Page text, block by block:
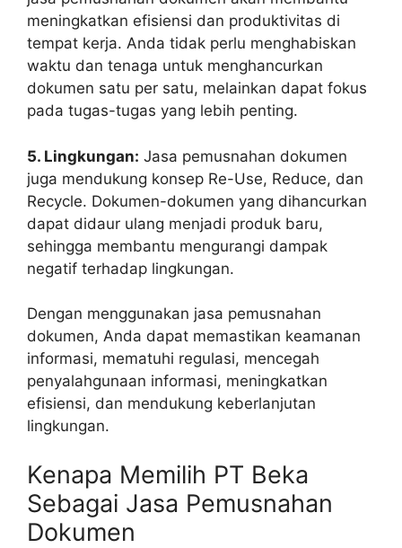
meningkatkan efisiensi dan produktivitas di
tempat kerja. Anda tidak perlu menghabiskan
waktu dan tenaga untuk menghancurkan
dokumen satu per satu, melainkan dapat fokus
pada tugas-tugas yang lebih penting.
5. Lingkungan: Jasa pemusnahan dokumen
juga mendukung konsep Re-Use, Reduce, dan
Recycle. Dokumen-dokumen yang dihancurkan
dapat didaur ulang menjadi produk baru,
sehingga membantu mengurangi dampak
negatif terhadap lingkungan.
Dengan menggunakan jasa pemusnahan
dokumen, Anda dapat memastikan keamanan
informasi, mematuhi regulasi, mencegah
penyalahgunaan informasi, meningkatkan
efisiensi, dan mendukung keberlanjutan
lingkungan.
Kenapa Memilih PT Beka
Sebagai Jasa Pemusnahan
Dokumen